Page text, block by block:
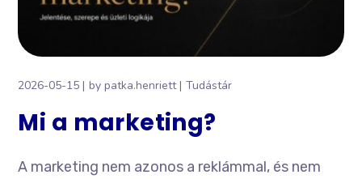
2026-05-15 bypatka.henriett Tudástár
Mi a marketing?
A marketing nem azonos a reklámmal, és nem